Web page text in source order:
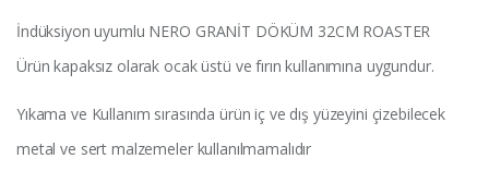
İndüksiyon uyumlu NERO GRANİT DÖKÜM 32CM ROASTER
Ürün kapaksız olarak ocak üstü ve fırın kullanımına uygundur.
Yıkama ve Kullanım sırasında ürün iç ve dış yüzeyini çizebilecek
metal ve sert malzemeler kullanılmamalıdır